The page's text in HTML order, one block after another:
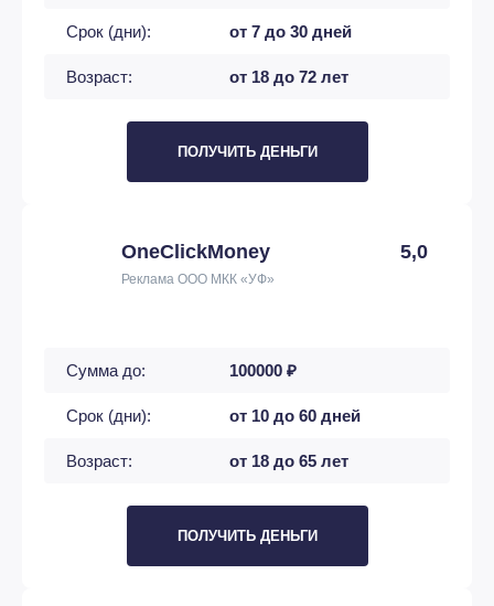
Срок (дни): от 7 до 30 дней
Возраст: от 18 до 72 лет
ПОЛУЧИТЬ ДЕНЬГИ
OneClickMoney 5,0
Реклама ООО МКК «УФ»
Сумма до: 100000 ₽
Срок (дни): от 10 до 60 дней
Возраст: от 18 до 65 лет
ПОЛУЧИТЬ ДЕНЬГИ